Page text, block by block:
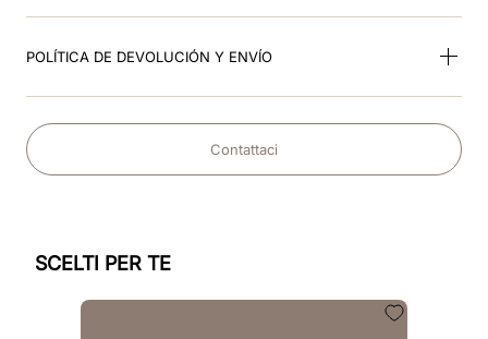
POLÍTICA DE DEVOLUCIÓN Y ENVÍO
Contattaci
SCELTI PER TE